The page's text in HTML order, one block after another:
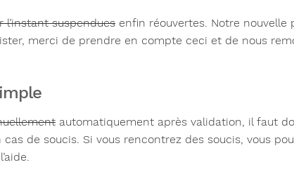
l’instant suspendues enfin réouvertes. Notre
merci de prendre en compte ceci et de nous
automatiquement après validation, il faut
cas de soucis. Si vous rencontrez des soucis, vous